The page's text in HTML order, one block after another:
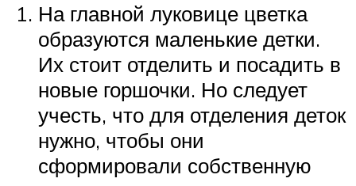
На главной луковице цветка
образуются маленькие детки.
Их стоит отделить и посадить в
новые горшочки. Но следует
учесть, что для отделения деток
нужно, чтобы они
сформировали собственную